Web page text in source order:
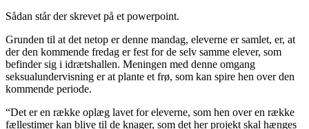
Sådan står der skrevet på et powerpoint.
Grunden til at det netop er denne mandag, eleverne er samlet, er, at
der den kommende fredag er fest for de selv samme elever, som
befinder sig i idrætshallen. Meningen med denne omgang
seksualundervisning er at plante et frø, som kan spire hen over den
kommende periode.
“Det er en række oplæg lavet for eleverne, som hen over en række
fællestimer kan blive til de knager, som det her projekt skal hænges